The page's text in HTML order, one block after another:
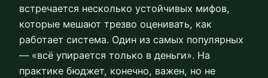
встречается несколько устойчивых мифов,
которые мешают трезво оценивать, как
работает система. Один из самых популярных
— «всё упирается только в деньги». На
практике бюджет, конечно, важен, но не